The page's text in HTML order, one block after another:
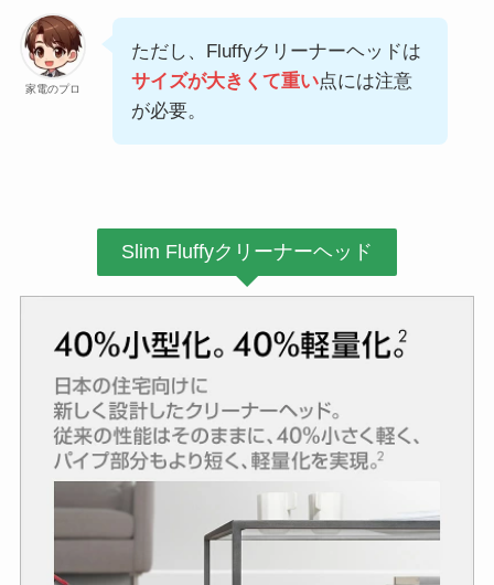
家電のプロ
ただし、Fluffyクリーナーヘッドは
サイズが大きくて重い点には注意
が必要。
Slim Fluffyクリーナーヘッド